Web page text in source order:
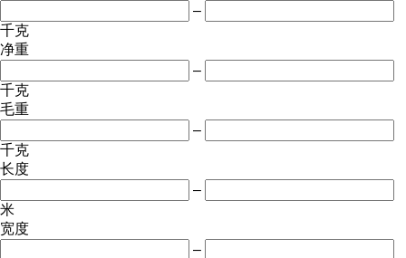
–
千克
净重
–
千克
毛重
–
千克
长度
–
米
宽度
–